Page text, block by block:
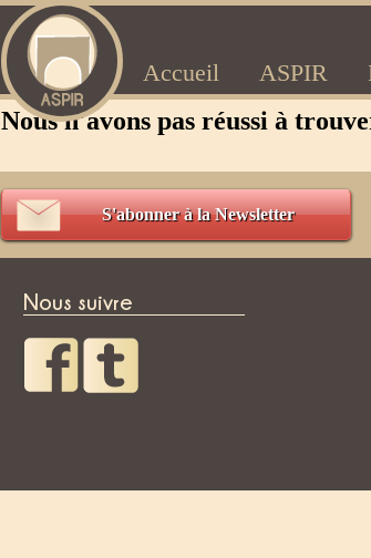
Accueil ASPIR
Nous n'avons pas réussi à
S'abonner à la Newsletter
Nous suivre